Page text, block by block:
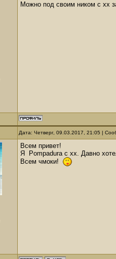
Можно под своим ником с хх
Дата: Четверг, 09.03.2017, 21:05 |
Всем привет!
Я Pompadura с хх. Давно
Всем чмоки!